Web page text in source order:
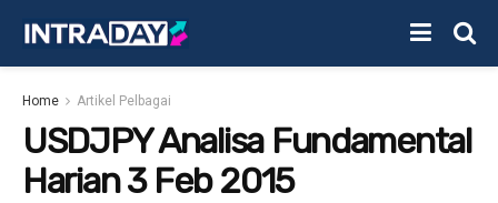
Home Artikel Pelbagai
USDJPY Analisa Fundamental
Harian 3 Feb 2015